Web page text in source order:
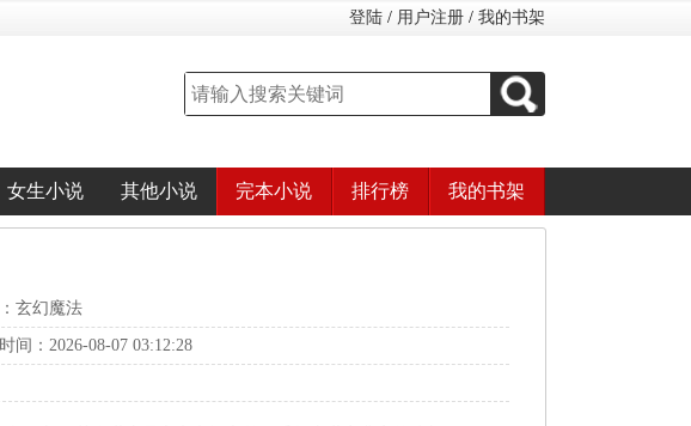
登陆 / 用户注册 / 我的书架
女生小说 其他小说 完本小说 排行榜 我的书架
玄幻魔法
间：2026-08-07 03:12:28